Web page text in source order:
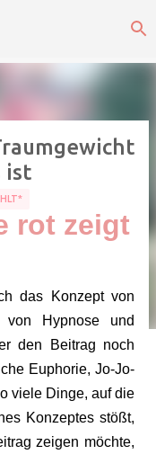
ist
rot zeigt
das Konzept von
von Hypnose und
den Beitrag noch
Euphorie, Jo-Jo-
viele Dinge, auf die
Konzeptes stößt,
zeigen möchte,